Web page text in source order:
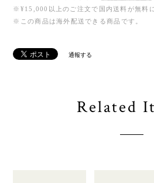
※¥15,000以上のご注文で国内送料が無料
※この商品は海外配送できる商品です。
通報する
Related